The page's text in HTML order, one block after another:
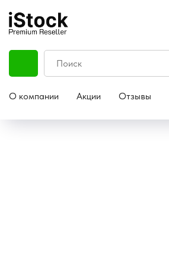
О компании Акции Отзывы